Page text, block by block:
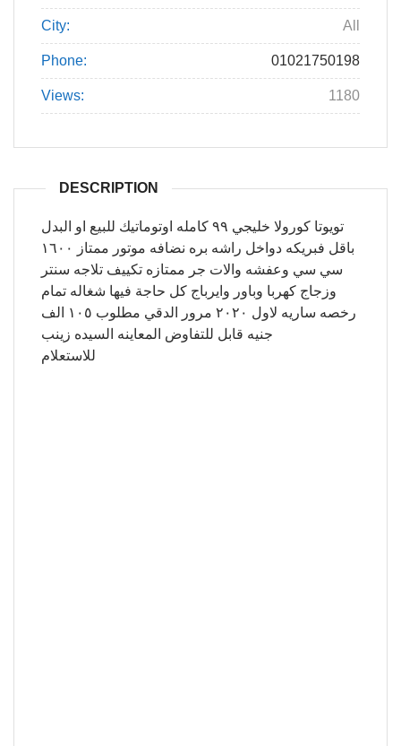
City: All
Phone: 01021750198
Views: 1180
DESCRIPTION
تويوتا كورولا خليجي ٩٩ كامله اوتوماتيك للبيع او البدل
باقل فبريكه دواخل راشه بره نضافه موتور ممتاز ١٦٠٠
سي سي وعفشه والات جر ممتازه تكييف تلاجه سنتر
وزجاج كهربا وباور وايرباج كل حاجة فيها شغاله تمام
رخصه ساريه لاول ٢٠٢٠ مرور الدقي مطلوب ١٠٥ الف
جنيه قابل للتفاوض المعاينه السيده زينب
للاستعلام